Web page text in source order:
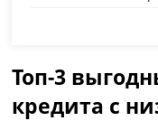
Топ-3
кредита с